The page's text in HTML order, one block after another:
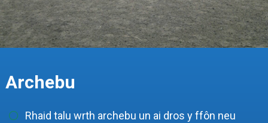
Archebu
Rhaid talu wrth archebu un ai dros y ffôn neu